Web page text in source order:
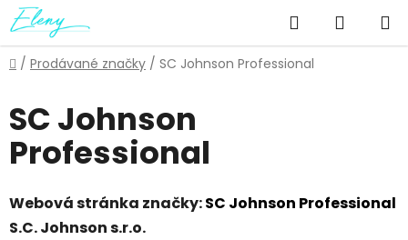
Přejít
na
obsah
Hledat
KOŠÍK
Domů
/ Prodávané značky / SC Johnson Professional
SC Johnson
Professional
Webová stránka značky:SC Johnson Professional
S.C. Johnson s.r.o.